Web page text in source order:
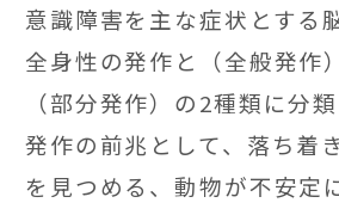
意識障害を主な症状とする
全身性の発作と（全般発作
（部分発作）の2種類に分類
発作の前兆として、落ち着
を見つめる、動物が不安定